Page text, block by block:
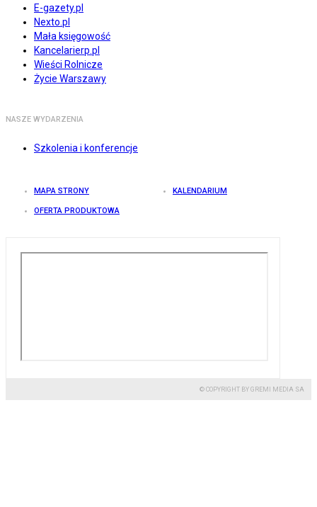
E-gazety.pl
Nexto.pl
Mała księgowość
Kancelarierp.pl
Wieści Rolnicze
Życie Warszawy
NASZE WYDARZENIA
Szkolenia i konferencje
MAPA STRONY KALENDARIUM
OFERTA PRODUKTOWA
© COPYRIGHT BY GREMI MEDIA SA